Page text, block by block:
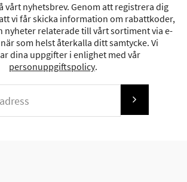
vårt nyhetsbrev. Genom att registrera dig
vi får skicka information om rabattkoder,
nyheter relaterade till vårt sortiment via e-
som helst återkalla ditt samtycke. Vi
dina uppgifter i enlighet med vår
personuppgiftspolicy.